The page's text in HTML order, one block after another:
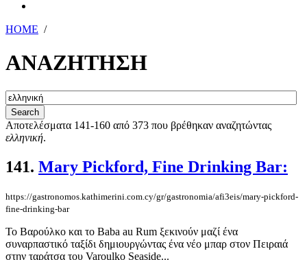
HOME /
ΑΝΑΖΗΤΗΣΗ
Αποτελέσματα 141-160 από 373 που βρέθηκαν αναζητώντας
ελληνική.
141. Mary Pickford, Fine Drinking Bar:
https://gastronomos.kathimerini.com.cy/gr/gastronomia/afi3eis/mary-pickford-
fine-drinking-bar
Το Βαρούλκο και το Baba au Rum ξεκινούν μαζί ένα
συναρπαστικό ταξίδι δημιουργώντας ένα νέο μπαρ στον Πειραιά
στην ταράτσα του Varoulko Seaside...